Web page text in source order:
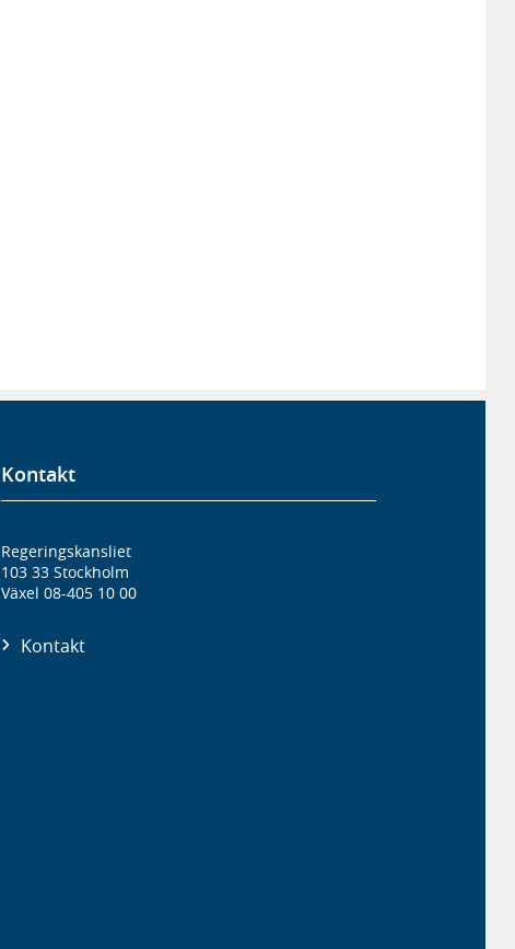
Kontakt
Regeringskansliet
103 33 Stockholm
Växel 08-405 10 00
Kontakt